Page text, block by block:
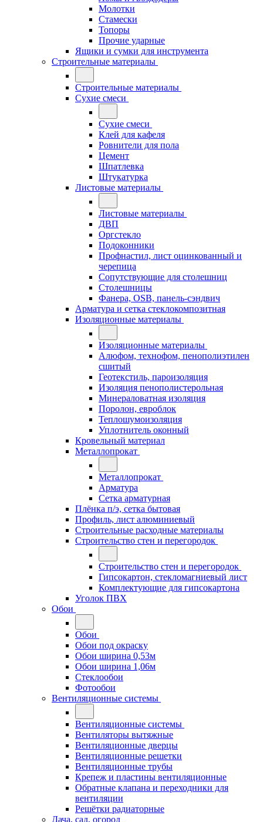
Молотки
Стамески
Топоры
Прочие ударные
Ящики и сумки для инструмента
Строительные материалы
Строительные материалы
Сухие смеси
Сухие смеси
Клей для кафеля
Ровнители для пола
Цемент
Шпатлевка
Штукатурка
Листовые материалы
Листовые материалы
ДВП
Оргстекло
Подоконники
Профнастил, лист оцинкованный и
черепица
Сопутствующие для столешниц
Столешницы
Фанера, OSB, панель-сэндвич
Арматура и сетка стеклокомпозитная
Изоляционные материалы
Изоляционные материалы
Алюфом, технофом, пенополиэтилен
сшитый
Геотекстиль, пароизоляция
Изоляция пенополистерольная
Минераловатная изоляция
Поролон, евроблок
Теплошумоизоляция
Уплотнитель оконный
Кровельный материал
Металлопрокат
Металлопрокат
Арматура
Сетка арматурная
Плёнка п/э, сетка бытовая
Профиль, лист алюминиевый
Строительные расходные материалы
Строительство стен и перегородок
Строительство стен и перегородок
Гипсокартон, стекломагниевый лист
Комплектующие для гипсокартона
Уголок ПВХ
Обои
Обои
Обои под окраску
Обои ширина 0,53м
Обои ширина 1,06м
Стеклообои
Фотообои
Вентиляционные системы
Вентиляционные системы
Вентиляторы вытяжные
Вентиляционные дверцы
Вентиляционные решетки
Вентиляционные трубы
Крепеж и пластины вентиляционные
Обратные клапана и переходники для
вентиляции
Решётки радиаторные
Дача, сад, огород